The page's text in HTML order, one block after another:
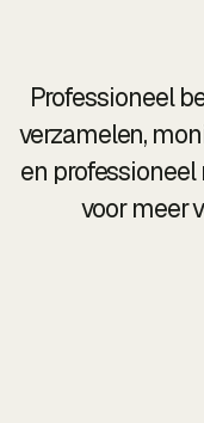
Professioneel
verzamelen,
en
voor meer